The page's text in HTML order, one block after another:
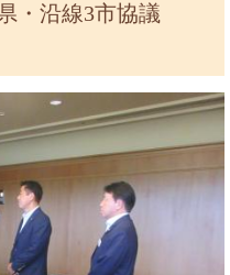
・沿線3市協議